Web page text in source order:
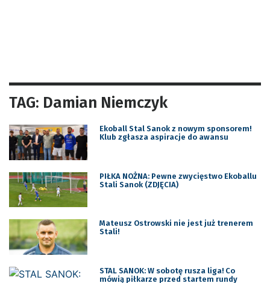
TAG: Damian Niemczyk
Ekoball Stal Sanok z nowym sponsorem!
Klub zgłasza aspiracje do awansu
PIŁKA NOŻNA: Pewne zwycięstwo Ekoballu
Stali Sanok (ZDJĘCIA)
Mateusz Ostrowski nie jest już trenerem
Stali!
STAL SANOK: W sobotę rusza liga! Co
mówią piłkarze przed startem rundy